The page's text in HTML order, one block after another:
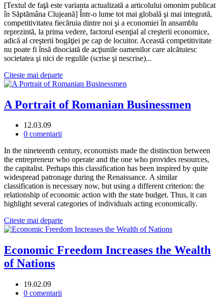
[Textul de faţă este varianta actualizată a articolului omonim publicat
în Săptămâna Clujeană] Într-o lume tot mai globală şi mai integrată,
competitivitatea fiecăruia dintre noi şi a economiei în ansamblu
reprezintă, la prima vedere, factorul esenţial al creşterii economice,
adică al creşterii bogăţiei pe cap de locuitor. Această competitivitate
nu poate fi însă disociată de acţiunile oamenilor care alcătuiesc
societatea şi nici de regulile (scrise şi nescrise)...
Citeste mai departe
A Portrait of Romanian Businessmen
12.03.09
0 comentarii
In the nineteenth century, economists made the distinction between
the entrepreneur who operate and the one who provides resources,
the capitalist. Perhaps this classification has been inspired by quite
widespread patronage during the Renaissance. A similar
classification is necessary now, but using a different criterion: the
relationship of economic action with the state budget. Thus, it can
highlight several categories of individuals acting economically.
Citeste mai departe
Economic Freedom Increases the Wealth
of Nations
19.02.09
0 comentarii